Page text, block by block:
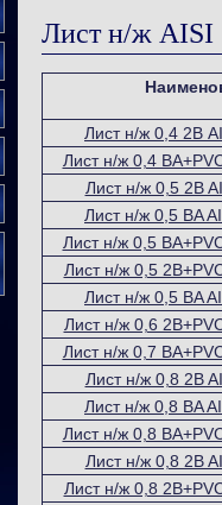
Лист н/ж AISI
Лист н/ж 0,4 2В
Лист н/ж 0,4
Лист н/ж 0,5 2B
Лист н/ж 0,5 BA
Лист н/ж 0,5
Лист н/ж 0,5
Лист н/ж 0,5 BA
Лист н/ж 0,6
Лист н/ж 0,7
Лист н/ж 0,8 2B
Лист н/ж 0,8 BA
Лист н/ж 0,8
Лист н/ж 0,8 2B
Лист н/ж 0,8